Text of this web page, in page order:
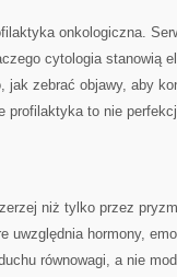
onkologiczna.
cytologia stanowią
jak zebrać objawy, aby
profilaktyka to nie
niż tylko przez
uwzględnia hormony,
równowagi, a nie